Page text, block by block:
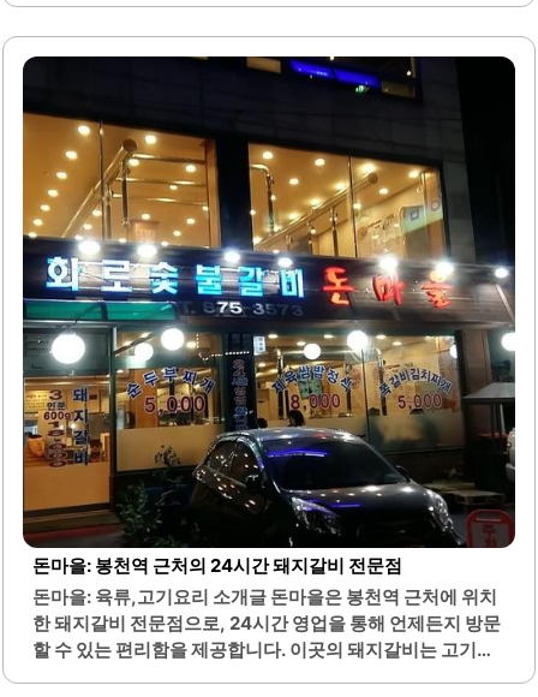
높습니다. 식당 내부는 깔끔하게 정돈되어 있어 쾌적한 식사
환경을 제공합니다.또한, 친절한 직원들이 고객을 맞이하여
편안한 분위기를 조성합니다. 상도늘보리 봉천역점은 혼자
서 방문하기에도 적합한 공간이며, 다양한 나물과 함께 제공
되는 보리비빔밥은 고유의 식감이 살아있어 많은 이들에게
사랑받고 있습니다. 이곳의 반찬은 정갈하고 풍성하여 부담
없이 즐길 수 있으며, 가격 또한 합리적입니다.식사 후에는 밀
크커피 자판기를 통해 간단한 음료를 즐길 수 있는 점도 큰 장
점입니다. 점심시간에는 많은 손님들로 붐비지만, 빠른 서비
스로 대기..
돈마을: 봉천역 근처의 24시간 돼지갈비 전문점
돈마을: 육류,고기요리 소개글 돈마을은 봉천역 근처에 위치
한 돼지갈비 전문점으로, 24시간 영업을 통해 언제든지 방문
할 수 있는 편리함을 제공합니다. 이곳의 돼지갈비는 고기의